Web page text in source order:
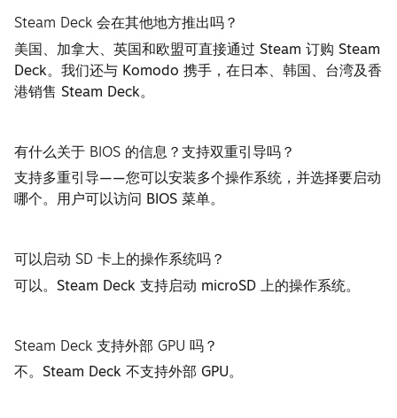
Steam Deck 会在其他地方推出吗？
美国、加拿大、英国和欧盟可直接通过 Steam 订购 Steam
Deck。我们还与 Komodo 携手，在日本、韩国、台湾及香
港销售 Steam Deck。
有什么关于 BIOS 的信息？支持双重引导吗？
支持多重引导——您可以安装多个操作系统，并选择要启动
哪个。用户可以访问 BIOS 菜单。
可以启动 SD 卡上的操作系统吗？
可以。Steam Deck 支持启动 microSD 上的操作系统。
Steam Deck 支持外部 GPU 吗？
不。Steam Deck 不支持外部 GPU。